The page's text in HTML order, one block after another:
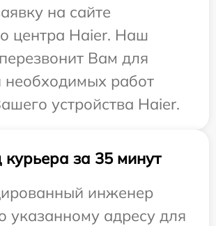
на сайте
центра Haier. Наш
Вам для
необходимых работ
устройства Haier.
за 35 минут
инженер
указанному адресу для